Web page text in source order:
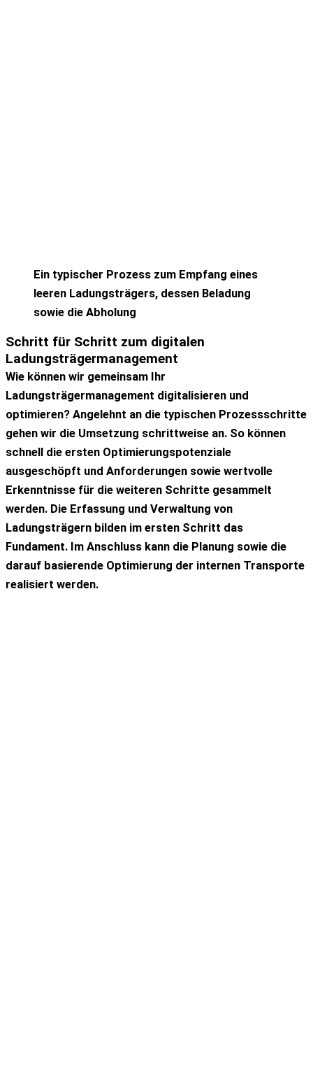
Ein typischer Prozess zum Empfang eines
leeren Ladungsträgers, dessen Beladung
sowie die Abholung
Schritt für Schritt zum digitalen
Ladungsträgermanagement
Wie können wir gemeinsam Ihr
Ladungsträgermanagement digitalisieren und
optimieren? Angelehnt an die typischen Prozessschritte
gehen wir die Umsetzung schrittweise an. So können
schnell die ersten Optimierungspotenziale
ausgeschöpft und Anforderungen sowie wertvolle
Erkenntnisse für die weiteren Schritte gesammelt
werden. Die Erfassung und Verwaltung von
Ladungsträgern bilden im ersten Schritt das
Fundament. Im Anschluss kann die Planung sowie die
darauf basierende Optimierung der internen Transporte
realisiert werden.